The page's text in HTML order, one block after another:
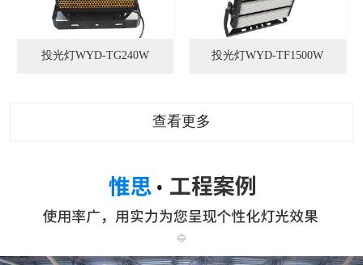
投光灯WYD-TG240W 投光灯WYD-TF1500W
查看更多